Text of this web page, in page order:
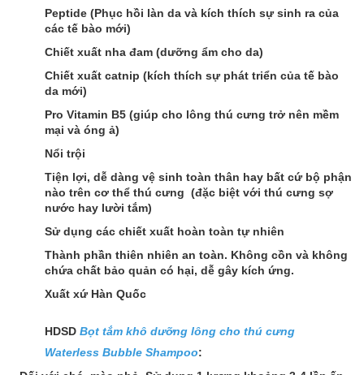
Peptide (Phục hồi làn da và kích thích sự sinh ra của
các tế bào mới)
Chiết xuất nha đam (dưỡng ẩm cho da)
Chiết xuất catnip (kích thích sự phát triển của tế bào
da mới)
Pro Vitamin B5 (giúp cho lông thú cưng trở nên mềm
mại và óng ả)
Nổi trội
Tiện lợi, dễ dàng vệ sinh toàn thân hay bất cứ bộ phận
nào trên cơ thể thú cưng (đặc biệt với thú cưng sợ
nước hay lười tắm)
Sử dụng các chiết xuất hoàn toàn tự nhiên
Thành phần thiên nhiên an toàn. Không cồn và không
chứa chất bảo quản có hại, dễ gây kích ứng.
Xuất xứ Hàn Quốc
HDSD Bọt tắm khô dưỡng lông cho thú cưng
Waterless Bubble Shampoo: